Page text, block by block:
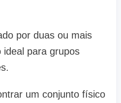
por duas ou mais
ideal para grupos
um conjunto físico